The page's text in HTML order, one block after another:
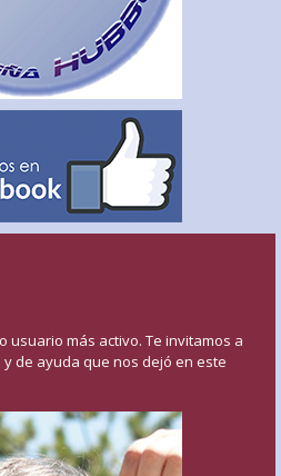
usuario más activo. Te invitamos a
de ayuda que nos dejó en este